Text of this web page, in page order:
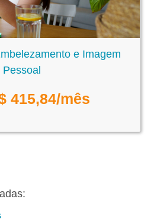
e Imagem
Pessoal
415,84/mês